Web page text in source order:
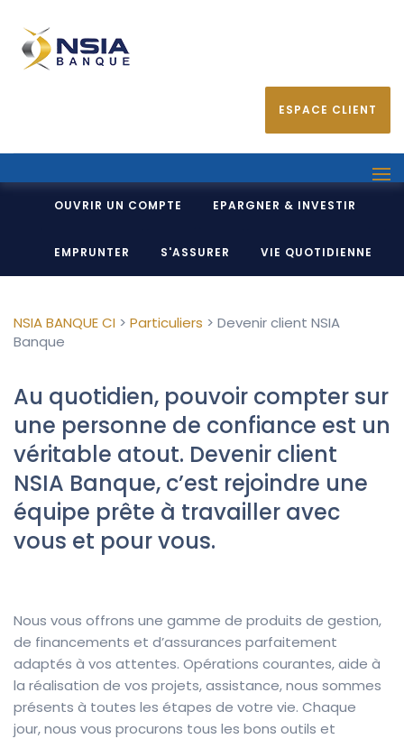
ESPACE CLIENT
OUVRIR UN COMPTE EPARGNER & INVESTIR
EMPRUNTER S'ASSURER VIE QUOTIDIENNE
NSIA BANQUE CI > Particuliers > Devenir client NSIA
Banque
Au quotidien, pouvoir compter sur
une personne de confiance est un
véritable atout. Devenir client
NSIA Banque, c’est rejoindre une
équipe prête à travailler avec
vous et pour vous.
Nous vous offrons une gamme de produits de gestion,
de financements et d’assurances parfaitement
adaptés à vos attentes. Opérations courantes, aide à
la réalisation de vos projets, assistance, nous sommes
présents à toutes les étapes de votre vie. Chaque
jour,nous vous procurons tous les bons outils et